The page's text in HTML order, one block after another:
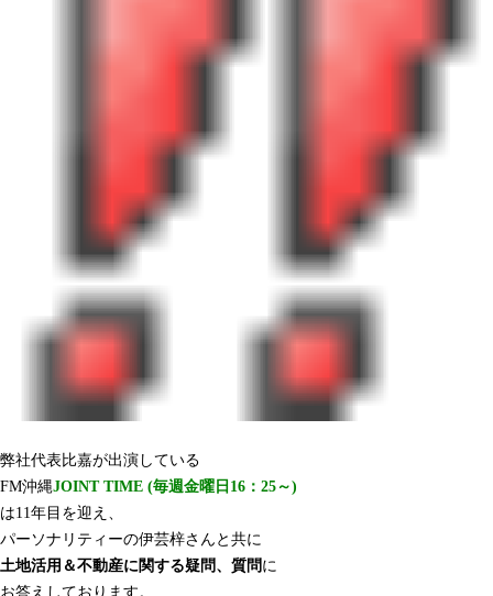
弊社代表比嘉が出演している
FM沖縄JOINT TIME (毎週金曜日16：25～)
は11年目を迎え、
パーソナリティーの伊芸梓さんと共に
土地活用＆不動産に関する疑問、質問 に
お答えしております。